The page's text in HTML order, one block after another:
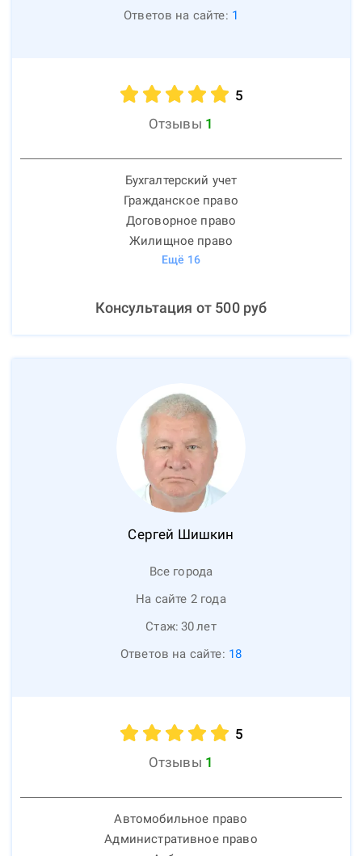
Ответов на сайте: 1
5
Отзывы 1
Бухгалтерский учет
Гражданское право
Договорное право
Жилищное право
Ещё 16
Консультация от 500руб
Сергей Шишкин
Все города
На сайте 2 года
Стаж: 30лет
Ответов на сайте: 18
5
Отзывы 1
Автомобильное право
Административное право